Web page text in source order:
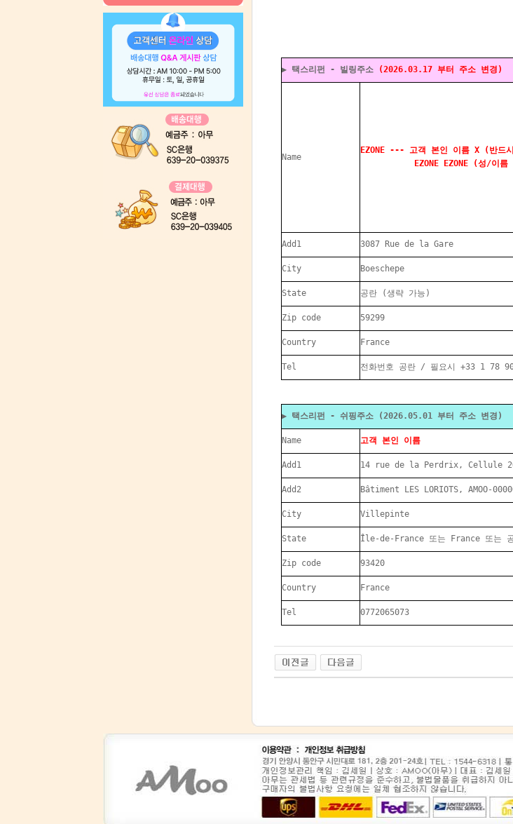
▶ 택스리펀 - 빌링주소 (2026.03.17 부터 주소 변경)
Name
EZONE --- 고객 본인 이름 X (반드
EZONE EZONE (성/이름 중
Add1 3087 Rue de la Gare
City Boeschepe
State 공란 (생략 가능)
Zip code 59299
Country France
Tel 전화번호 공란 / 필요시 +33 1 78
▶ 택스리펀 - 쉬핑주소 (2026.05.01 부터 주소 변경)
Name 고객 본인 이름
Add1 14 rue de la Perdrix, Cellule
Add2 Bâtiment LES LORIOTS, AMOO-
City Villepinte
State Île-de-France 또는 France 또는
Zip code 93420
Country France
Tel 0772065073